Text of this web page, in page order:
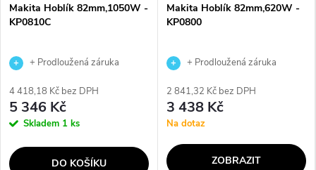
Makita Hoblík 82mm,1050W -
KP0810C
+ Prodloužená záruka
4 418,18 Kč bez DPH
5 346 Kč
Skladem 1 ks
DO KOŠÍKU
Makita Hoblík 82mm,620W -
KP0800
+ Prodloužená záruka
2 841,32 Kč bez DPH
3 438 Kč
Na dotaz
ZOBRAZIT